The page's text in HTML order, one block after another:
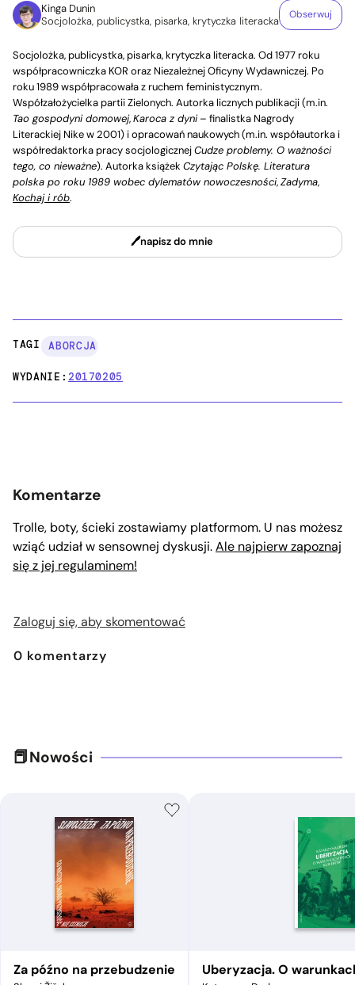
Kinga Dunin
Socjolożka, publicystka, pisarka, krytyczka literacka
Obserwuj
Socjolożka, publicystka, pisarka, krytyczka literacka. Od 1977 roku
współpracowniczka KOR oraz Niezależnej Oficyny Wydawniczej. Po
roku 1989 współpracowała z ruchem feministycznym.
Współzałożycielka partii Zielonych. Autorka licznych publikacji (m.in.
Tao gospodyni domowej,Karoca z dyni– finalistka Nagrody
Literackiej Nike w 2001) i opracowań naukowych (m.in. współautorka i
współredaktorka pracy socjologicznejCudze problemy. O ważności
tego, co nieważne). Autorka książek Czytając Polskę. Literatura
polska po roku 1989 wobec dylematów nowoczesności,Zadyma,
Kochaj i rób.
napisz do mnie
TAGI: ABORCJA
WYDANIE:20170205
Komentarze
Trolle, boty, ścieki zostawiamy platformom. U nas możesz
wziąć udział w sensownej dyskusji.Ale najpierw zapoznaj
się z jej regulaminem!
Zaloguj się, aby skomentować
0 komentarzy
Nowości
Za późno na przebudzenie Uberyzacja. O